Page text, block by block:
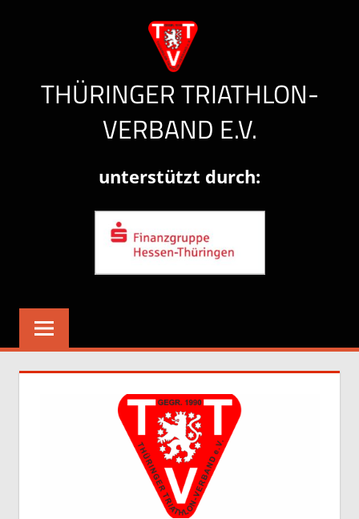
THÜRINGER TRIATHLON-
VERBAND E.V.
unterstützt durch: